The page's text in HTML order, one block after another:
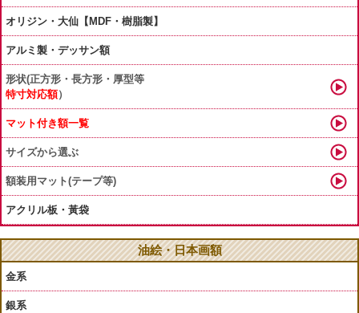
オリジン・大仙【MDF・樹脂製】
アルミ製・デッサン額
形状(正方形・長方形・厚型等
特寸対応額）
マット付き額一覧
サイズから選ぶ
額装用マット(テープ等)
アクリル板・黃袋
油絵・日本画額
金系
銀系